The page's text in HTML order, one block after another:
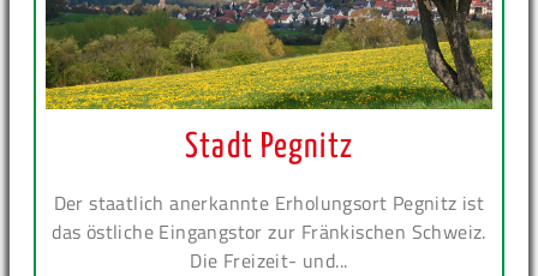
Stadt Pegnitz
Der staatlich anerkannte Erholungsort Pegnitz ist
das östliche Eingangstor zur Fränkischen Schweiz.
Die Freizeit- und...